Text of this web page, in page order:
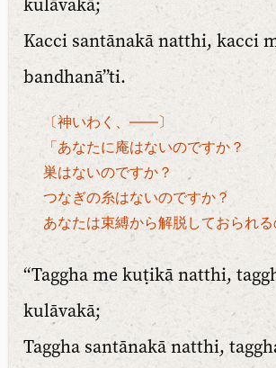
Kacci santānakā natthi, kacci
bandhanā”ti.
〔神いわく、――〕
「あなたに庵はないのですか？
巣はないのですか？
つなぎの糸はないのですか？
あなたは束縛から解脱しておられる
“Taggha me kuṭikā natthi,
kulāvakā;
Taggha santānakā natthi,